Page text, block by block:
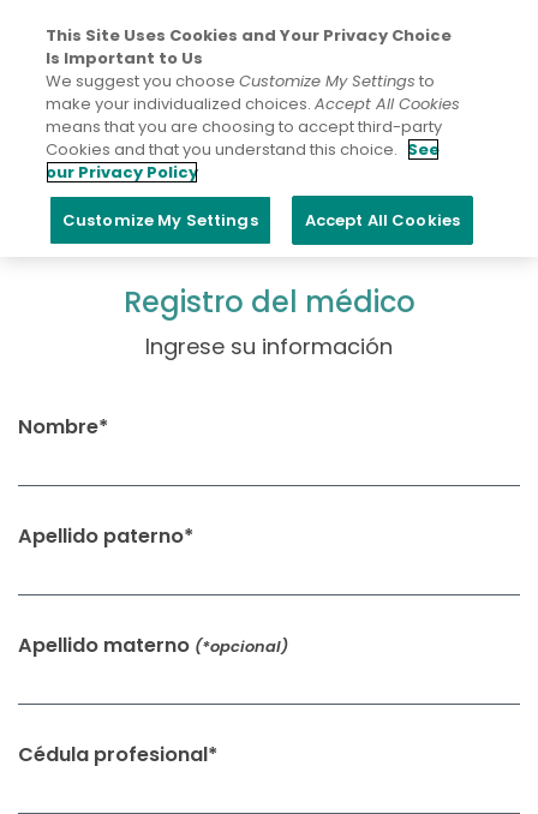
VEN@VAC
Registro del médico
Ingrese su información
Nombre*
Apellido paterno*
Apellido materno (*opcional)
Cédula profesional*
This Site Uses Cookies and Your Privacy Choice
Is Important to Us
We suggest you chooseCustomize My Settings to
make your individualized choices.Accept All Cookies
means that you are choosing to accept third-party
Cookies and that you understand this choice. See
our Privacy Policy
Customize My Settings Accept All Cookies